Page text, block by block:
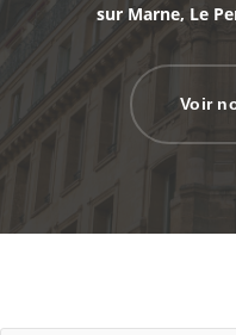
sur Marne, Le
Voir